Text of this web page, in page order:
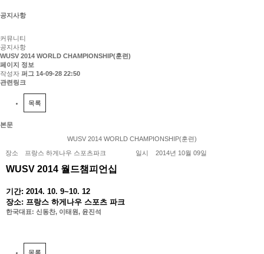
공지사항
커뮤니티
공지사항
WUSV 2014 WORLD CHAMPIONSHIP(훈련)
페이지 정보
작성자 퍼그 14-09-28 22:50
관련링크
목록
본문
WUSV 2014 WORLD CHAMPIONSHIP(훈련)
장소
프랑스 하게나우 스포츠파크 일시 2014년 10월 09일
WUSV 2014 월드챔피언십
기간: 2014. 10. 9~10. 12
장소: 프랑스 하게나우 스포츠 파크
한국대표: 신동찬, 이태원, 윤진석
목록